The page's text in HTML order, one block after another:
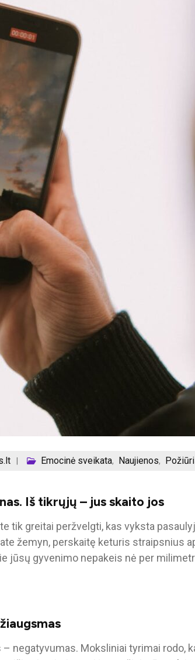
Emocinė sveikata, Naujienos,
Iš tikrųjų – jus skaito jos
tik greitai peržvelgti, kas vyksta
žemyn, perskaitę keturis straipsnius
jūsų gyvenimo nepakeis nė per
negatyvumas. Moksliniai tyrimai rodo,